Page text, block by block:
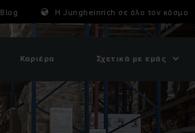
Blog Η Jungheinrich σε όλο τον κόσμο
Καριέρα Σχετικά με εμάς